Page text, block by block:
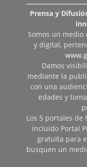
Prensa y
Somos un
y digital,
Damos
mediante la
con una
edades y
Los 5 portales de
incluido Portal
gratuita para
busquen un